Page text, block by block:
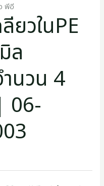
พีอี
ยวในPE
ล
นวน 4
06-